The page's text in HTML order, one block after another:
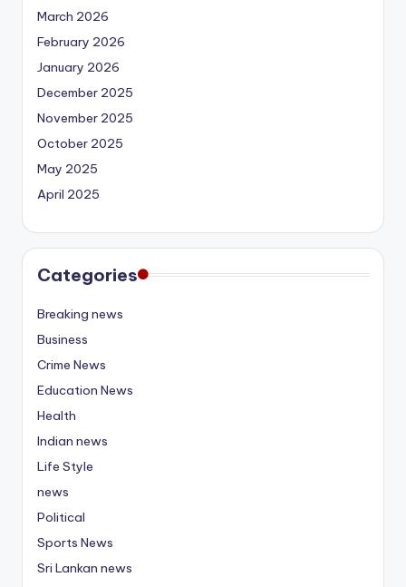
March 2026
February 2026
January 2026
December 2025
November 2025
October 2025
May 2025
April 2025
Categories
Breaking news
Business
Crime News
Education News
Health
Indian news
Life Style
news
Political
Sports News
Sri Lankan news